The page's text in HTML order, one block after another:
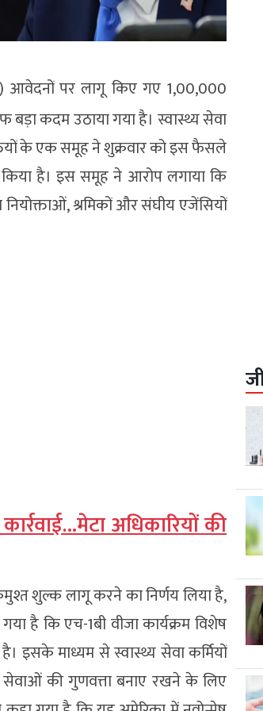
आवेदनों पर लागू किए गए 1,00,000
कदम उठाया गया है। स्वास्थ्य सेवा
के एक समूह ने शुक्रवार को इस फैसले
है। इस समूह ने आरोप लगाया कि
नियोक्ताओं, श्रमिकों और संघीय एजेंसियों
अधिकारियों की
शुल्क लागू करने का निर्णय लिया है,
है कि एच-1बी वीजा कार्यक्रम विशेष
इसके माध्यम से स्वास्थ्य सेवा कर्मियों
सेवाओं की गुणवत्ता बनाए रखने के लिए